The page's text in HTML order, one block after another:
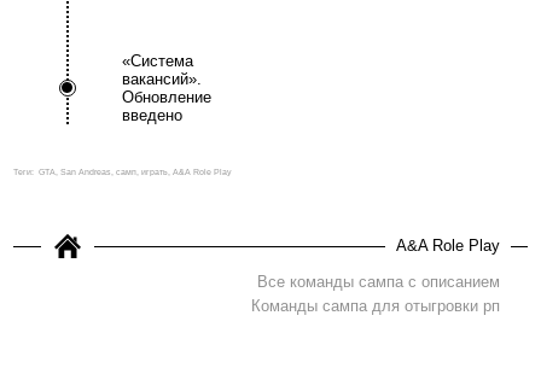
«Система
вакансий».
Обновление
введено
Теги: GTA, San Andreas, самп, играть, A&A Role Play
A&A Role Play
Все команды сампа с описанием
Команды сампа для отыгровки рп